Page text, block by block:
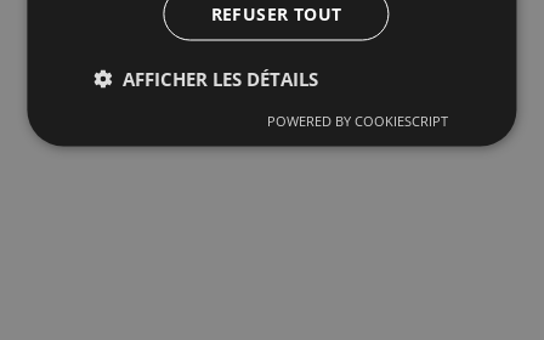
REFUSER TOUT
AFFICHER LES DÉTAILS
POWERED BY COOKIESCRIPT